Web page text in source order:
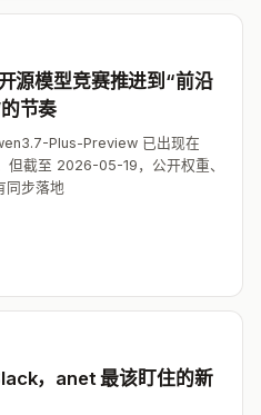
源模型竞赛推进到“前沿
节奏
Plus-Preview 已出现在
截至 2026-05-19，公开权重、
同步落地
，anet 最该盯住的新